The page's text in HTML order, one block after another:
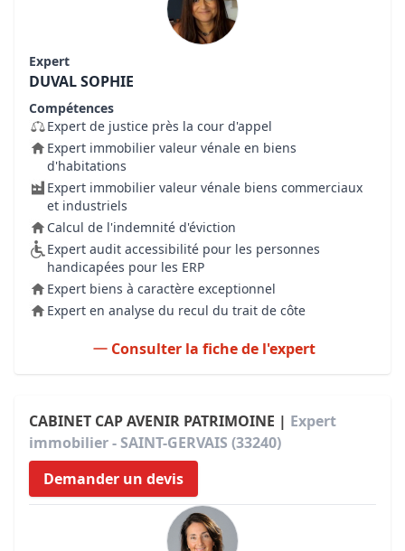
Expert
DUVAL SOPHIE
Compétences
Expert de justice près la cour d'appel
Expert immobilier valeur vénale en biens
d'habitations
Expert immobilier valeur vénale biens commerciaux
et industriels
Calcul de l'indemnité d'éviction
Expert audit accessibilité pour les personnes
handicapées pour les ERP
Expert biens à caractère exceptionnel
Expert en analyse du recul du trait de côte
Consulter la fiche de l'expert
CABINET CAP AVENIR PATRIMOINE | Expert
immobilier - SAINT-GERVAIS (33240)
Demander un devis